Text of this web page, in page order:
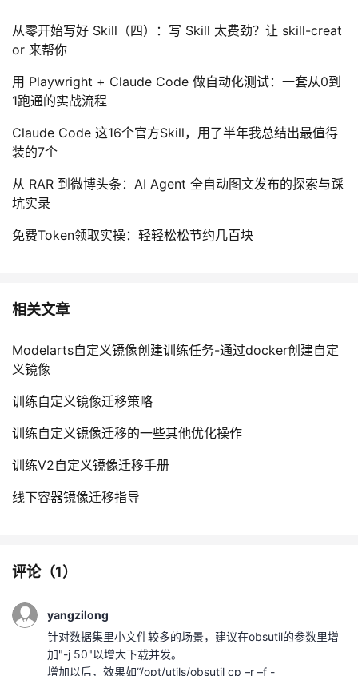
从零开始写好 Skill（四）：写 Skill 太费劲？让 skill-creat
or 来帮你
用 Playwright + Claude Code 做自动化测试：一套从0到
1跑通的实战流程
Claude Code 这16个官方Skill，用了半年我总结出最值得
装的7个
从 RAR 到微博头条：AI Agent 全自动图文发布的探索与踩
坑实录
免费Token领取实操：轻轻松松节约几百块
相关文章
Modelarts自定义镜像创建训练任务-通过docker创建自定
义镜像
训练自定义镜像迁移策略
训练自定义镜像迁移的一些其他优化操作
训练V2自定义镜像迁移手册
线下容器镜像迁移指导
评论（1）
yangzilong
针对数据集里小文件较多的场景，建议在obsutil的参数里增
加"-j 50"以增大下载并发。
增加以后，效果如“/opt/utils/obsutil cp –r –f -